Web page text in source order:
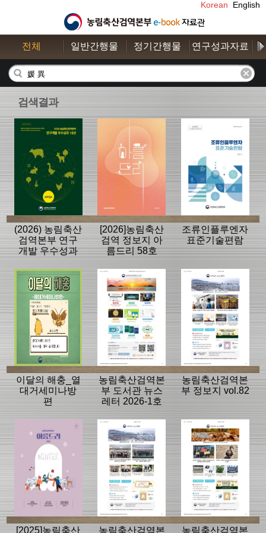
Korean English
전체 일반간행물 정기간행물 연구성과자료
검색결과
(2026) 농림축산
검역본부 연구
개발 우수성과
[2026]농림축산
검역 정보지 아
름드리 58호
조류인플루엔자
표준기술편람
이달의 해충_열
대거세미나방
편
농림축산검역본
부 도서관 뉴스
레터 2026-1호
농림축산검역본
부 정보지 vol.82
[2025]농림축산 농림축산검역본 농림축산검역본